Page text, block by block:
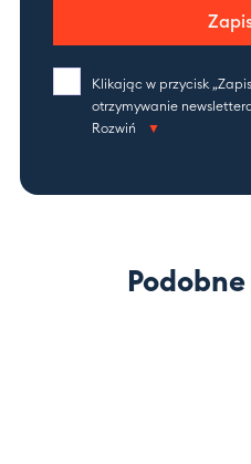
Klikając w przycisk
otrzymywanie
Rozwiń